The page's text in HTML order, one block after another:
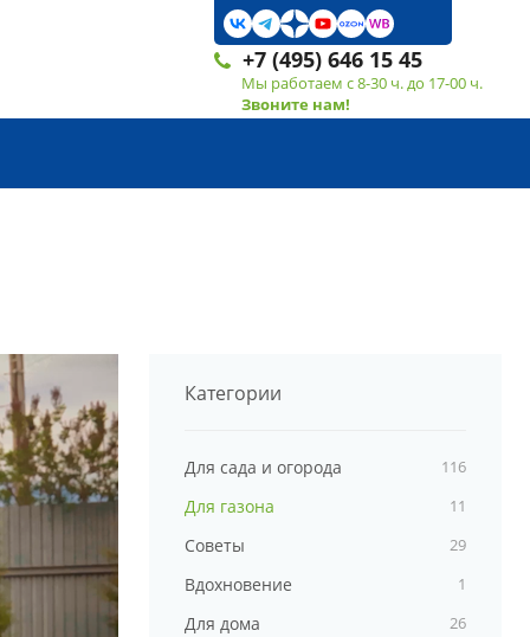
+7 (495) 646 15 45
Мы работаем с 8-30 ч. до 17-00 ч.
Звоните нам!
Категории
Для сада и огорода 116
Для газона 11
Советы 29
Вдохновение 1
Для дома 26